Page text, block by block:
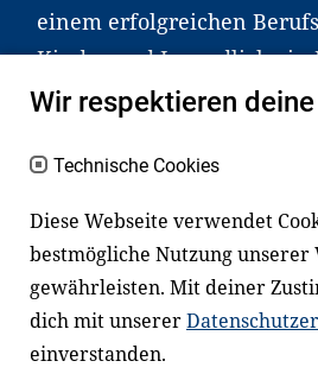
einem erfolgreichen
Kinder und Jugendliche in
haben aber große
an Familien sowie an
Fachexpert*innen. Dafür
mit Ministerien,
Einrichtungen, Verbänden,
und anderen Stiftungen
Wir respektieren
Technische Cookies
Diese Webseite verwendet
bestmögliche Nutzung unserer
gewährleisten. Mit deiner
dich mit unserer
einverstanden.